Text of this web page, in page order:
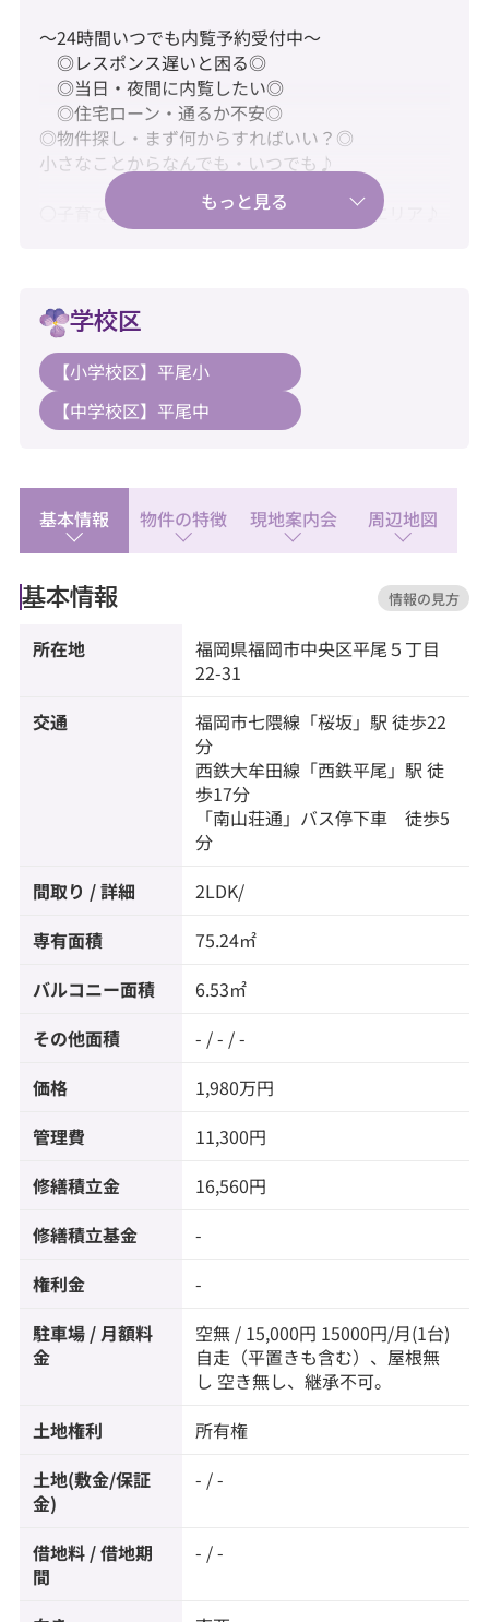
～24時間いつでも内覧予約受付中～
◎レスポンス遅いと困る◎
◎当日・夜間に内覧したい◎
◎住宅ローン・通るか不安◎
◎物件探し・まず何からすればいい？◎
小さなことからなんでも・いつでも♪
〇子育てに嬉しい、穏やかな住環境の平尾エリア♪
〇水回り新品交換済みで快適にご入居♪
【教育】
◆平尾小学校：徒歩16分
【暮らし】
◆マックスバリュエクスプレス平尾店：徒歩8分
◆マキイ山荘通り店：徒歩4分
学校区
【小学校区】平尾小
【中学校区】平尾中
基本情報 物件の特徴 現地案内会 周辺地図
基本情報 情報の見方
所在地 福岡県福岡市中央区平尾５丁目
22-31
交通 福岡市七隈線 「桜坂」駅 徒歩22
分
西鉄大牟田線 「西鉄平尾 」駅 徒
歩17分
「南山荘通」バス停下車 徒歩5
分
間取り / 詳細 2LDK/
専有面積 75.24㎡
バルコニー面積 6.53㎡
その他面積 - / - / -
価格 1,980万円
管理費 11,300円
修繕積立金 16,560円
修繕積立基金 -
権利金 -
駐車場 / 月額料
金
空無 / 15,000円 15000円/月(1台)
自走（平置きも含む）、屋根無
し 空き無し、継承不可。
土地権利 所有権
土地(敷金/保証
金)
- / -
借地料 / 借地期
間
- / -